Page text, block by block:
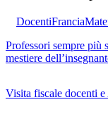
DocentiFrancia
Professori sempre più
mestiere
Visita fiscale docenti